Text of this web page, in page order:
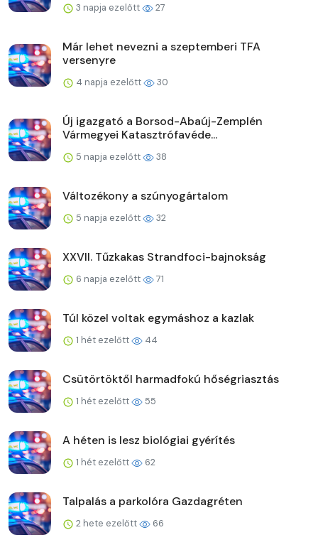
3 napja ezelőtt 27
Már lehet nevezni a szeptemberi TFA
versenyre
4 napja ezelőtt 30
Új igazgató a Borsod-Abaúj-Zemplén
Vármegyei Katasztrófavéde...
5 napja ezelőtt 38
Változékony a szúnyogártalom
5 napja ezelőtt 32
XXVII. Tűzkakas Strandfoci-bajnokság
6 napja ezelőtt 71
Túl közel voltak egymáshoz a kazlak
1 hét ezelőtt 44
Csütörtöktől harmadfokú hőségriasztás
1 hét ezelőtt 55
A héten is lesz biológiai gyérítés
1 hét ezelőtt 62
Talpalás a parkolóra Gazdagréten
2 hete ezelőtt 66